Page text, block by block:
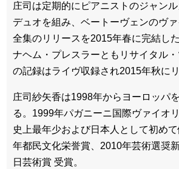
庄司は定期的にピアニストのジャン
デュオを組み、ベートーヴェンのヴ
全集のリリースを2015年春に完結し
ナヘム・プレスラーともリサイタル
の記録はライヴ収録され2015年秋に
庄司紗矢香は1998年からヨーロッパ
る。1999年パガニーニ国際ヴァイオ
史上最年少および日本人として初め
年都民文化栄誉賞、2010年芸術選奨
日芸術賞 受賞。